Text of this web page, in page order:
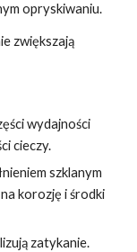
opryskiwaniu.
zwiększają
wydajności
cieczy.
szklanym
korozję i środki
zatykanie.